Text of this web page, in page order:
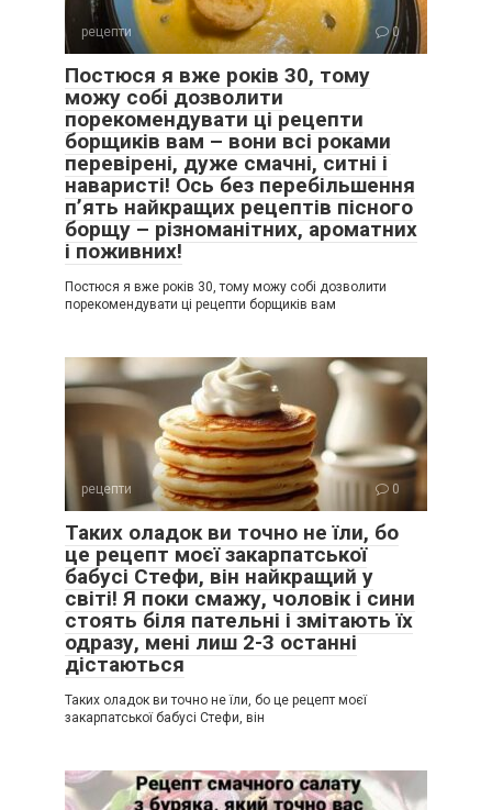
рецепти 0
Постюся я вже років 30, тому
можу собі дозволити
порекомендувати ці рецепти
борщиків вам – вони всі роками
перевірені, дуже смачні, ситні і
наваристі! Ось без перебільшення
п’ять найкращих рецептів пісного
борщу – різноманітних, ароматних
і поживних!
Постюся я вже років 30, тому можу собі дозволити
порекомендувати ці рецепти борщиків вам
рецепти 0
Таких оладок ви точно не їли, бо
це рецепт моєї закарпатської
бабусі Стефи, він найкращий у
світі! Я поки смажу, чоловік і сини
стоять біля пательні і змітають їх
одразу, мені лиш 2-3 останні
дістаються
Таких оладок ви точно не їли, бо це рецепт моєї
закарпатської бабусі Стефи, він